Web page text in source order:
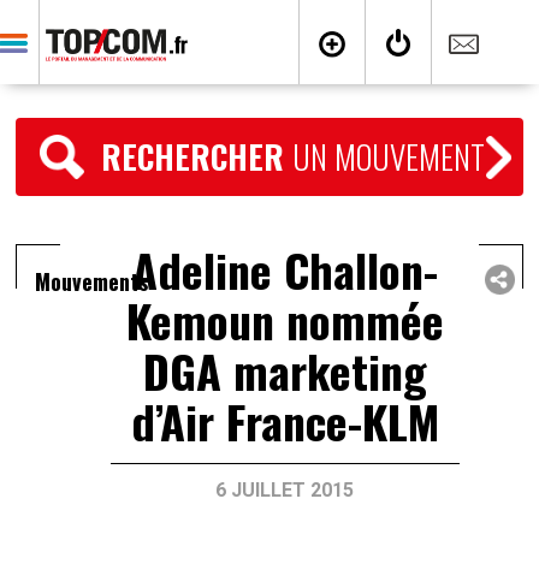
RECHERCHER UN MOUVEMENT
MouvementsAdeline Challon-
Kemoun nommée
DGA marketing
d’Air France-KLM
6 JUILLET 2015